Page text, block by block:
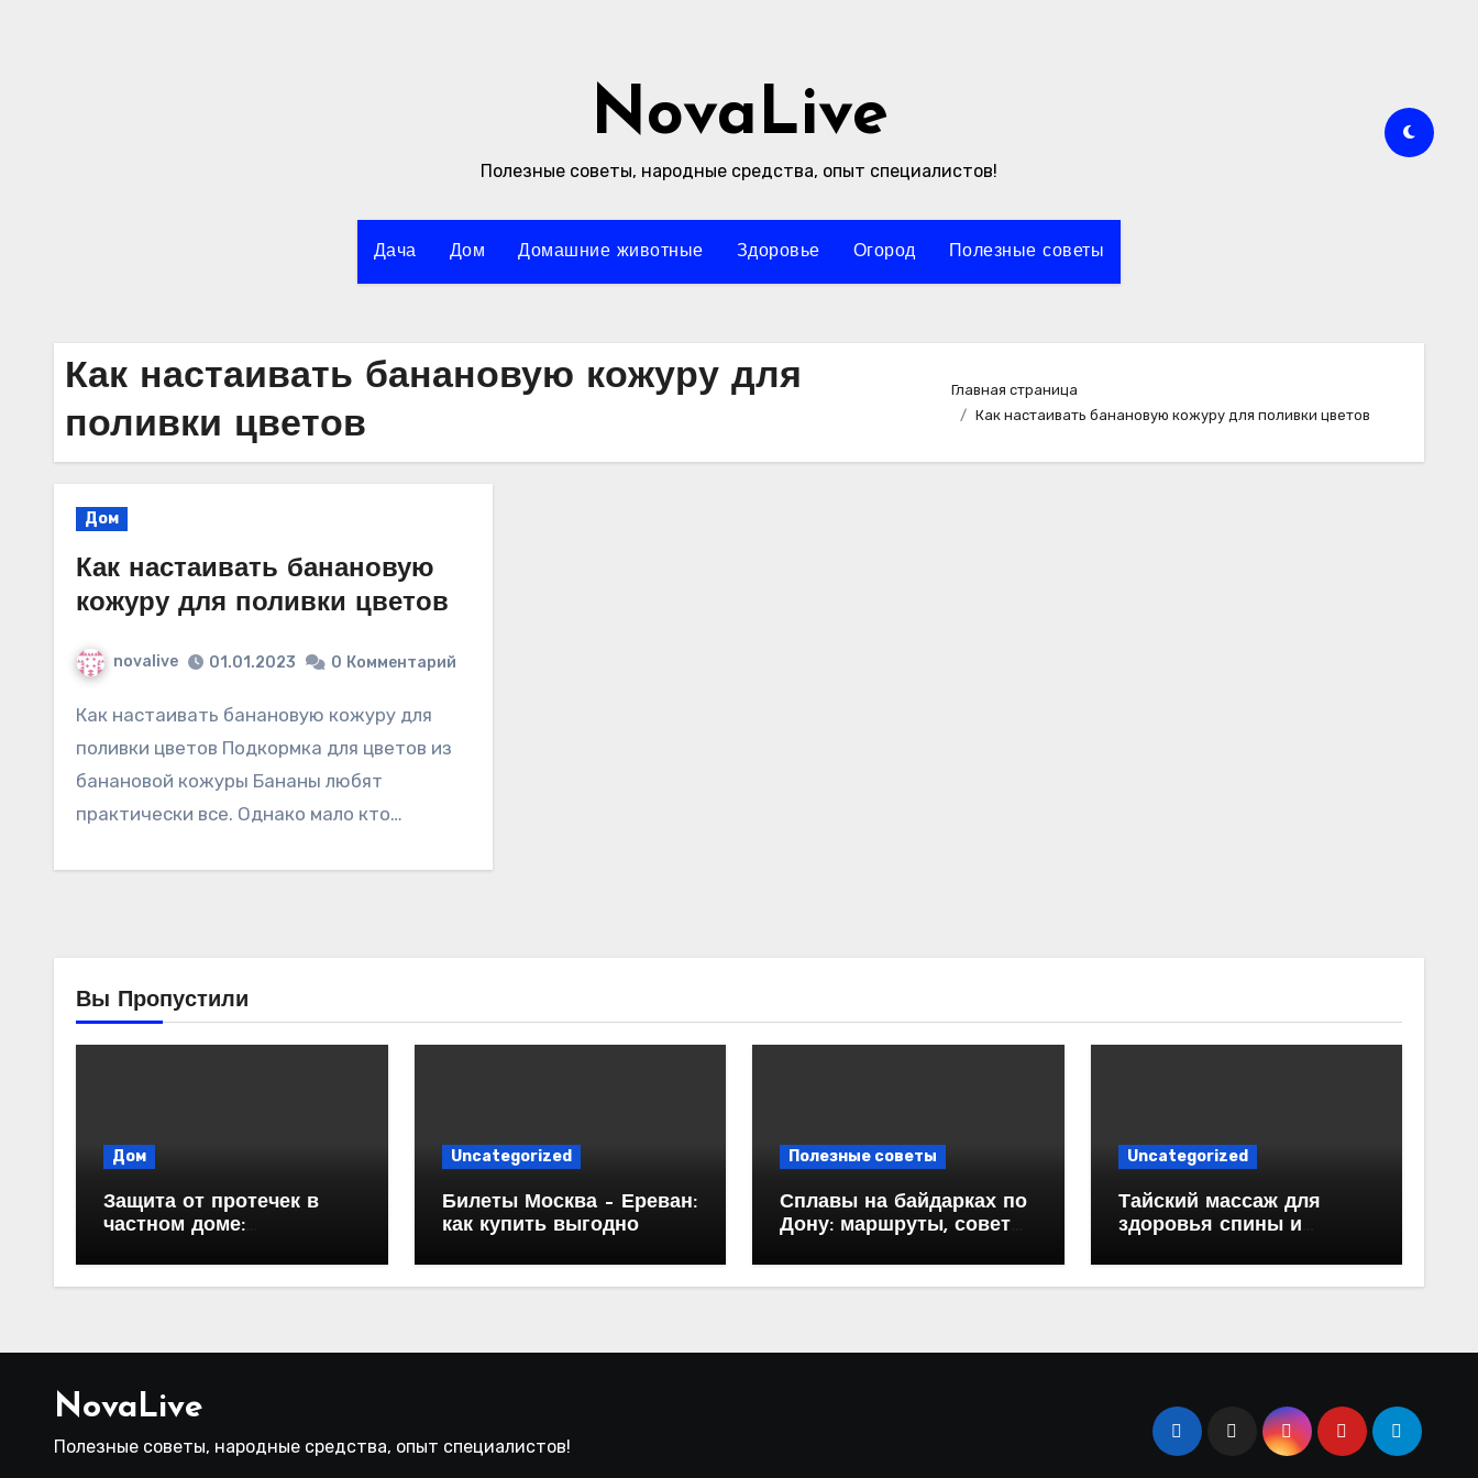
NovaLive
Полезные советы, народные средства, опыт специалистов!
Дача Дом Домашние животные Здоровье Огород Полезные советы
Как настаивать банановую кожуру для
поливки цветов
Главная страница
Как настаивать банановую кожуру для поливки цветов
Дом
Как настаивать банановую
кожуру для поливки цветов
novalive 01.01.2023 0 Комментарий
Как настаивать банановую кожуру для
поливки цветов Подкормка для цветов из
банановой кожуры Бананы любят
практически все. Однако мало кто…
Вы Пропустили
Дом
Защита от протечек в
частном доме:
автоматизация
Uncategorized
Билеты Москва – Ереван:
как купить выгодно
Полезные советы
Сплавы на байдарках по
Дону: маршруты, советы
Uncategorized
Тайский массаж для
здоровья спины и
NovaLive
Полезные советы, народные средства, опыт специалистов!